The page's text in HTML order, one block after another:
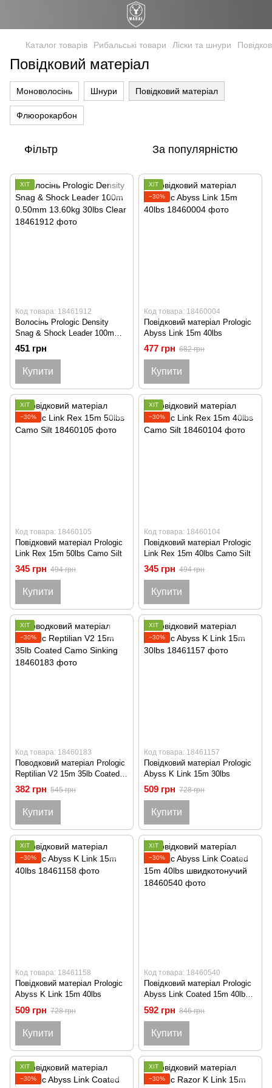
Каталог товарів Рибальські товари Ліски та шнури
Повідковий матеріал
Моноволосінь Шнури Повідковий матеріал
Флюорокарбон
Фільтр За популярністю
ХІТ
Код товара: 18461912
Волосінь Prologic Density
Snag & Shock Leader 100m
0.50mm 13.60kg 30lbs Clear
451 грн
Купити
ХІТ
−30%
Код товара: 18460004
Повідковий матеріал Prologic
Abyss Link 15m 40lbs
477 грн 682 грн
Купити
ХІТ
−30%
Код товара: 18460105
Повідковий матеріал Prologic
Link Rex 15m 50lbs Camo Silt
345 грн 494 грн
Купити
ХІТ
−30%
Код товара: 18460104
Повідковий матеріал Prologic
Link Rex 15m 40lbs Camo Silt
345 грн 494 грн
Купити
ХІТ
−30%
Код товара: 18460183
Поводковий матеріал Prologic
Reptilian V2 15m 35lb Coated
Camo Sinking
382 грн 545 грн
Купити
ХІТ
−30%
Код товара: 18461157
Повідковий матеріал Prologic
Abyss K Link 15m 30lbs
509 грн 728 грн
Купити
ХІТ
−30%
Код товара: 18461158
Повідковий матеріал Prologic
Abyss K Link 15m 40lbs
509 грн 728 грн
Купити
ХІТ
−30%
Код товара: 18460540
Повідковий матеріал Prologic
Abyss Link Coated 15m 40lbs
швидкотонучий
592 грн 846 грн
Купити
ХІТ
−30%
ХІТ
−30%